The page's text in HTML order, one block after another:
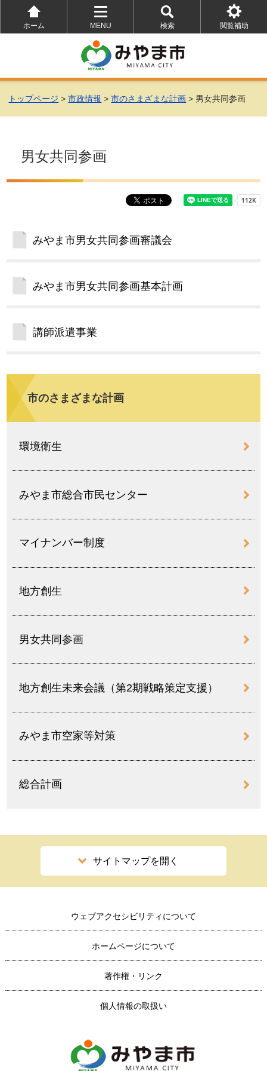
ホーム
MENU
を
開
く
検索
を
開
く
閲覧補助
を
トップページ >市政情報 >市のさまざまな計画 > 男女共同参画
男女共同参画
みやま市男女共同参画審議会
みやま市男女共同参画基本計画
講師派遣事業
市のさまざまな計画
環境衛生
みやま市総合市民センター
マイナンバー制度
地方創生
男女共同参画
地方創生未来会議（第2期戦略策定支援）
みやま市空家等対策
総合計画
サイトマップを開く
ウェブアクセシビリティについて
ホームページについて
著作権・リンク
個人情報の取扱い